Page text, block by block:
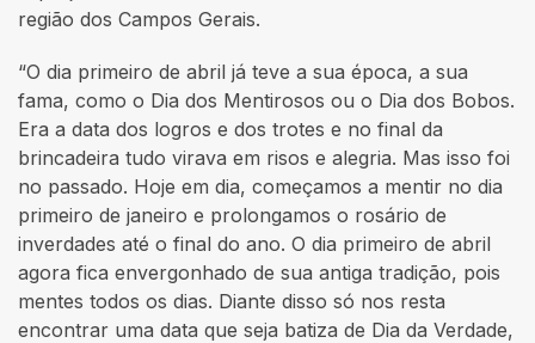
região dos Campos Gerais.
“O dia primeiro de abril já teve a sua época, a sua
fama, como o Dia dos Mentirosos ou o Dia dos Bobos.
Era a data dos logros e dos trotes e no final da
brincadeira tudo virava em risos e alegria. Mas isso foi
no passado. Hoje em dia, começamos a mentir no dia
primeiro de janeiro e prolongamos o rosário de
inverdades até o final do ano. O dia primeiro de abril
agora fica envergonhado de sua antiga tradição, pois
mentes todos os dias. Diante disso só nos resta
encontrar uma data que seja batiza de Dia da Verdade,